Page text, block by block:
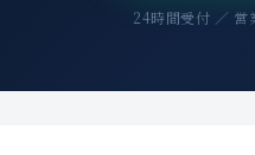
24時間受付 ／ 営